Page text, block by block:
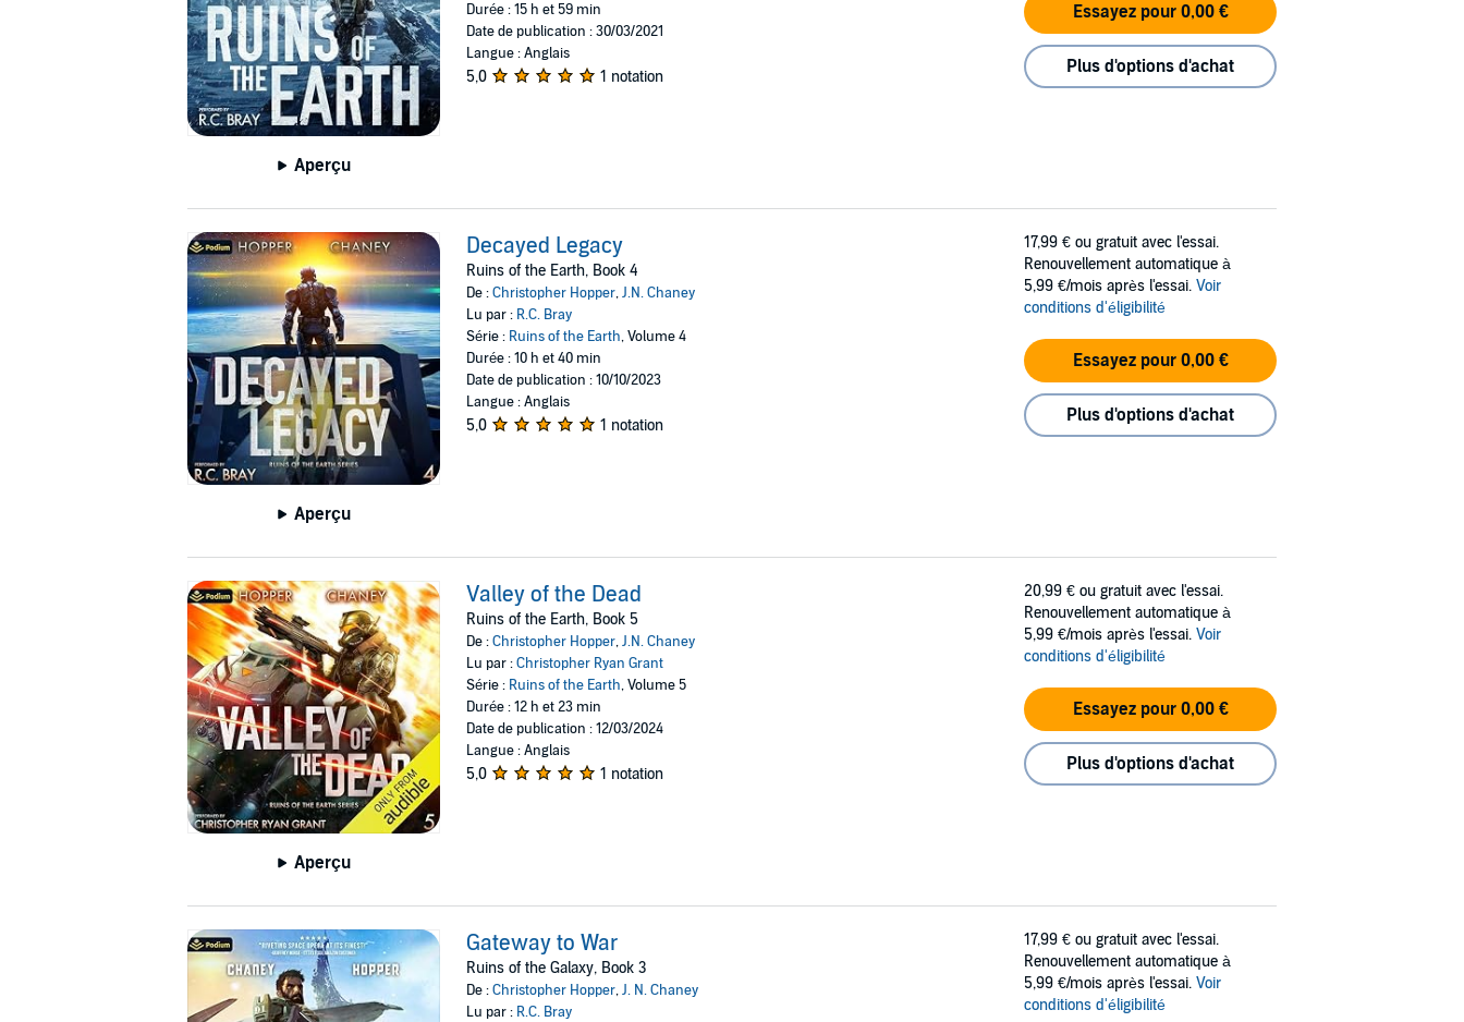
Aperçu
Durée : 15 h et 59 min
Date de publication : 30/03/2021
Langue : Anglais
5,0 1 notation
Essayez pour 0,00 €
Plus d'options d'achat
Aperçu
Decayed Legacy
Ruins of the Earth, Book 4
De :Christopher Hopper,J.N. Chaney
Lu par : R.C. Bray
Série : Ruins of the Earth, Volume 4
Durée : 10 h et 40 min
Date de publication : 10/10/2023
Langue : Anglais
5,0 1 notation
17,99 € ou gratuit avec l'essai.
Renouvellement automatique à
5,99 €/mois après l'essai. Voir
conditions d'éligibilité
Essayez pour 0,00 €
Plus d'options d'achat
Aperçu
Valley of the Dead
Ruins of the Earth, Book 5
De :Christopher Hopper,J.N. Chaney
Lu par :Christopher Ryan Grant
Série : Ruins of the Earth, Volume 5
Durée : 12 h et 23 min
Date de publication : 12/03/2024
Langue : Anglais
5,0 1 notation
20,99 € ou gratuit avec l'essai.
Renouvellement automatique à
5,99 €/mois après l'essai. Voir
conditions d'éligibilité
Essayez pour 0,00 €
Plus d'options d'achat
Gateway to War
Ruins of the Galaxy, Book 3
De :Christopher Hopper,J. N. Chaney
Lu par : R.C. Bray
17,99 € ou gratuit avec l'essai.
Renouvellement automatique à
5,99 €/mois après l'essai. Voir
conditions d'éligibilité